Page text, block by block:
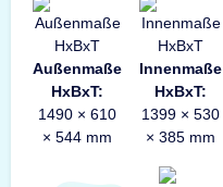
Außenmaße
HxBxT:
1490 × 610
× 544 mm
Innenmaße
HxBxT:
1399 × 530
× 385 mm